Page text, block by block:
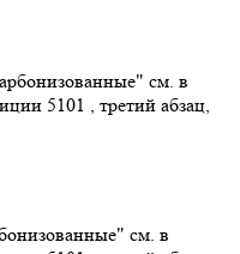
см. в
5101 , третий абзац,
см. в